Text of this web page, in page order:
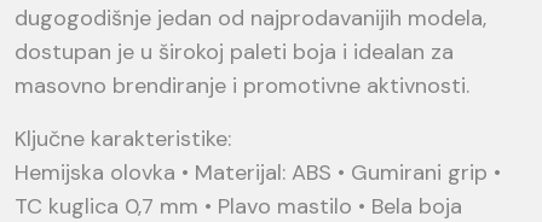
dugogodišnje jedan od najprodavanijih modela,
dostupan je u širokoj paleti boja i idealan za
masovno brendiranje i promotivne aktivnosti.
Ključne karakteristike:
Hemijska olovka • Materijal: ABS • Gumirani grip •
TC kuglica 0,7 mm • Plavo mastilo • Bela boja